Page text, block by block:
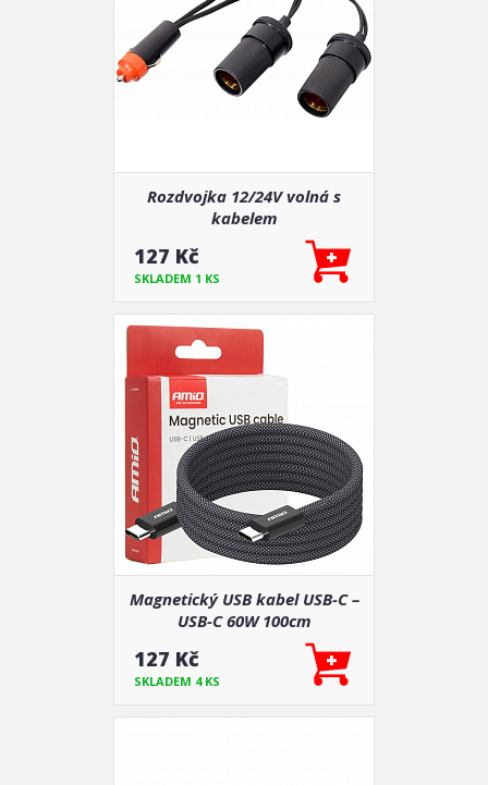
Rozdvojka 12/24V volná s
kabelem
127 Kč
SKLADEM 1 KS
Magnetický USB kabel USB-C –
USB-C 60W 100cm
127 Kč
SKLADEM 4 KS